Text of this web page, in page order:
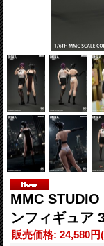
MMC
ンフィギュア
販売価格: 24,580円